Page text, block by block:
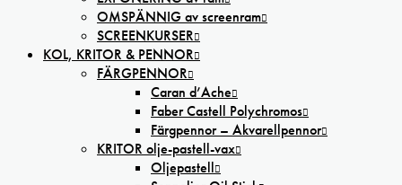
OMSPÄNNIG av screenram
SCREENKURSER
KOL, KRITOR & PENNOR
FÄRGPENNOR
Caran d’Ache
Faber Castell Polychromos
Färgpennor – Akvarellpennor
KRITOR olje-pastell-vax
Oljepastell